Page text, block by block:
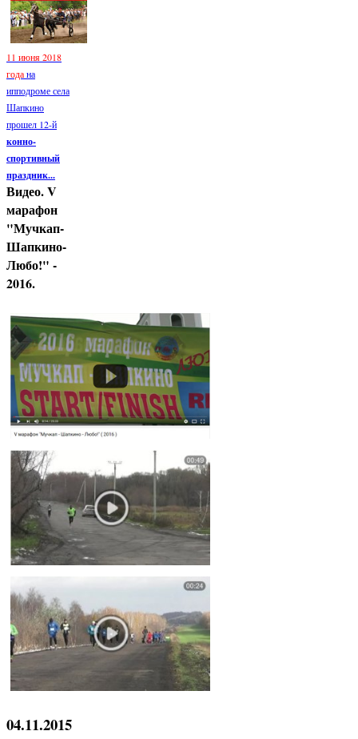
11 июня 2018
годана
ипподроме села
Шапкино
прошел 12-й
конно-
спортивный
праздник...
Видео. V
марафон
"Мучкап-
Шапкино-
Любо!" -
2016.
04.11.2015